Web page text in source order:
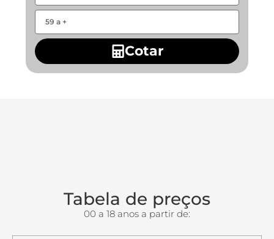
Cotar
Tabela de preços
00 a 18 anos a partir de: